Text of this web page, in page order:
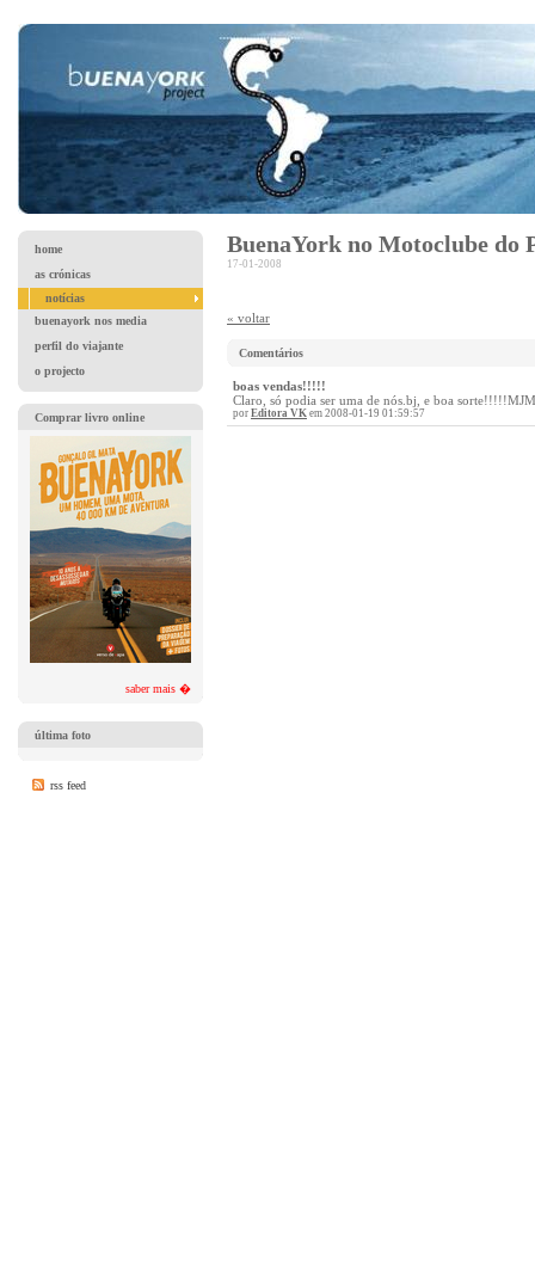
home
as crónicas
notícias
buenayork nos media
perfil do viajante
o projecto
Comprar livro online
saber mais �
última foto
rss feed
BuenaYork no Motoclube do
17-01-2008
« voltar
Comentários
boas vendas!!!!!
Claro, só podia ser uma de nós.bj, e boa sorte!!!!!MJM
por Editora VK em 2008-01-19 01:59:57